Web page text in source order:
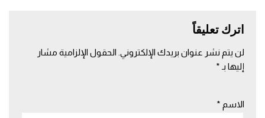
اترك تعليقاً
لن يتم نشر عنوان بريدك الإلكتروني. الحقول الإلزامية مشار
إليها بـ *
الاسم *